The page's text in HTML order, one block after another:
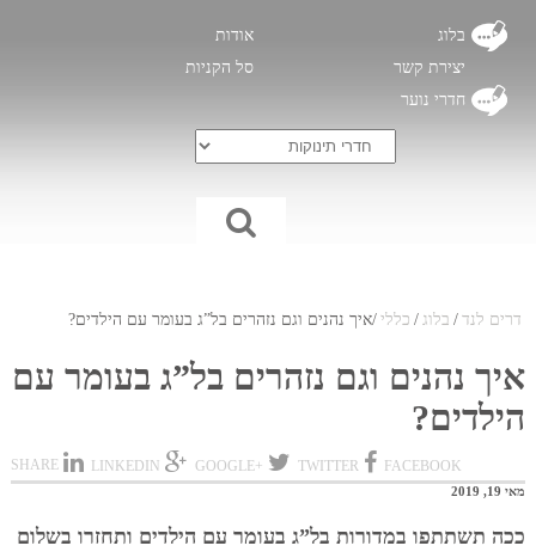
בלוג
אודות
יצירת קשר
סל הקניות
חדרי נוער
דרים לנד / בלוג / כללי /איך נהנים וגם נזהרים בל”ג בעומר עם הילדים?
איך נהנים וגם נזהרים בל”ג בעומר עם
הילדים?
SHARE LINKEDIN +GOOGLE TWITTER FACEBOOK
מאי 19, 2019
ככה תשתתפו במדורות בל”ג בעומר עם הילדים ותחזרו בשלום